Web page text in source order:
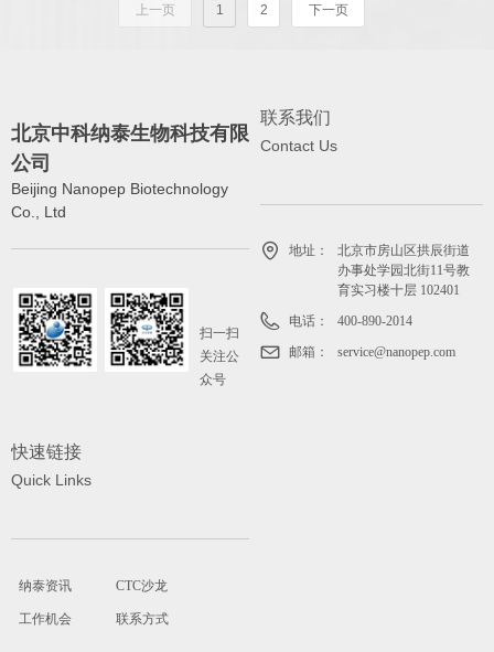
上一页 1 2 下一页
扫一扫
关注公
众号
北京中科纳泰生物科技有限
公司
Beijing Nanopep Biotechnology
Co., Ltd
地址：
北京市房山区拱辰街道
办事处学园北街11号教
育实习楼十层 102401
电话：
400-890-2014
邮箱：
service@nanopep.com
联系我们
Contact Us
快速链接
Quick Links
纳泰资讯
工作机会 联系方式
CTC沙龙